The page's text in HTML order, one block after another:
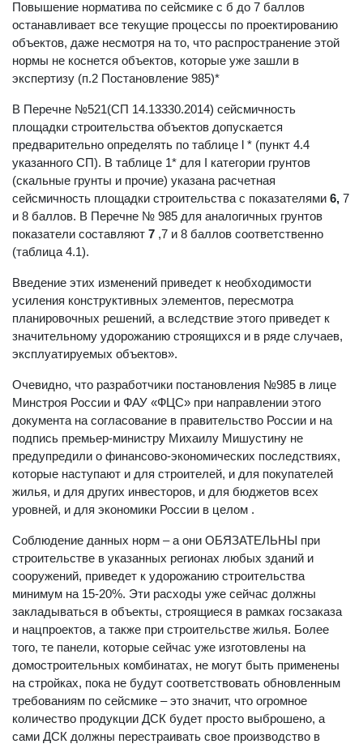
Дальний Восток попадают в критическую ситуацию.
Повышение норматива по сейсмике с б до 7 баллов
останавливает все текущие процессы по проектированию
объектов, даже несмотря на то, что распространение этой
нормы не коснется объектов, которые уже зашли в
В Перечне №521(СП 14.13330.2014) сейсмичность
площадки строительства объектов допyскается
предварительно определять по таблице l * (пyнкт 4.4
указанного СП). В таблице 1* для I категории грунтов
(скальные грунты и прочие) указана расчетная
сейсмичность площадки строительства с показателями
и 8 баллов. В Перечне № 985 для аналогичных грунтов
показатели составляют
Введение этих изменений приведет к необходимости
усиления конструктивных элементов, пересмотра
планировочных решений, а вследствие этого приведет к
значительному удорожанию строящихся и в ряде слyчаев,
Очевидно, что разработчики постановления №985 в лице
Минстроя России и ФАУ «ФЦС» при направлении этого
документа на согласование в правительство России и на
подпись премьер-министру Михаилу Мишустину не
предупредили о финансово-экономических последствиях,
которые наступают и для строителей, и для покупателей
жилья, и для других инвесторов, и для бюджетов всех
Соблюдение данных норм – а они ОБЯЗАТЕЛЬНЫ при
строительстве в указанных регионах любых зданий и
сооружений, приведет к удорожанию строительства
минимум на 15-20%. Эти расходы уже сейчас должны
закладываться в объекты, строящиеся в рамках госзаказа
и нацпроектов, а также при строительстве жилья. Более
того, те панели, которые сейчас уже изготовлены на
домостроительных комбинатах, не могут быть применены
на стройках, пока не будут соответствовать обновленным
требованиям по сейсмике – это значит, что огромное
количество продукции ДСК будет просто выброшено, а